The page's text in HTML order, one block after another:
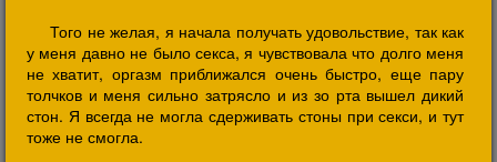
Того не желая, я начала получать удовольствие, так как
у меня давно не было секса, я чувствовала что долго меня
не хватит, оргазм приближался очень быстро, еще пару
толчков и меня сильно затрясло и из зо рта вышел дикий
стон. Я всегда не могла сдерживать стоны при секси, и тут
тоже не смогла.